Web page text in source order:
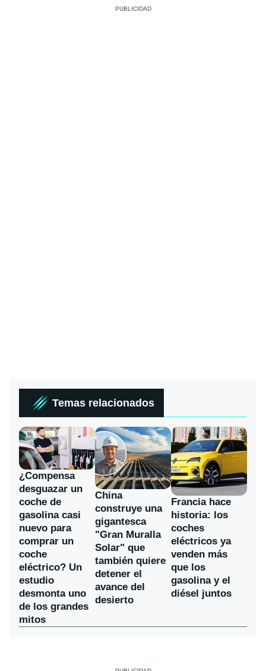
Temas relacionados
¿Compensa
desguazar un
coche de
gasolina casi
nuevo para
comprar un
coche
eléctrico? Un
estudio
desmonta uno
de los grandes
mitos
China
construye una
gigantesca
"Gran Muralla
Solar" que
también quiere
detener el
avance del
desierto
Francia hace
historia: los
coches
eléctricos ya
venden más
que los
gasolina y el
diésel juntos